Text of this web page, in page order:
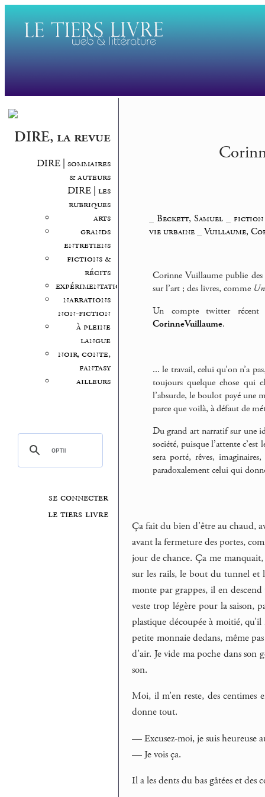
DIRE, la revue
DIRE | sommaires
& auteurs
DIRE | les
rubriques
arts
grands
entretiens
fictions &
récits
expérimentation
narrations
non-fiction
à pleine
langue
noir, conte,
fantasy
ailleurs
se connecter
le tiers livre
Beckett, Samuel_ fiction
vie urbaine_ Vuillaume,
Corinne Vuillaume publie
sur l’art ; des livres, comme
Un compte twitter
CorinneVuillaume.
... le travail, celui qu’on n’a
toujours quelque chose qui
l’absurde, le boulot payé une
parce que voilà, à défaut de
Du grand art narratif sur une
société, puisque l’attente
sera porté, rêves,
paradoxalement celui qui
Ça fait du bien d’être au chaud,
avant la fermeture des portes,
jour de chance. Ça me
sur les rails, le bout du tunnel et
monte par grappes, il en descend
veste trop légère pour la saison,
plastique découpée à moitié,
petite monnaie dedans, même
d’air. Je vide ma poche dans
son.
Moi, il m’en reste, des
donne tout.
— Excusez-moi, je suis heureuse
— Je vois ça.
Il a les dents du bas gâtées et